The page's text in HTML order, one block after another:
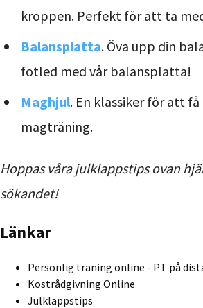
kroppen. Perfekt för att ta
Balansplatta. Öva upp din
fotled med vår balansplatta!
Maghjul. En klassiker för att
magträning.
Hoppas våra julklappstips ovan
sökandet!
Länkar
Personlig träning online - PT på
Kostrådgivning Online
Julklappstips